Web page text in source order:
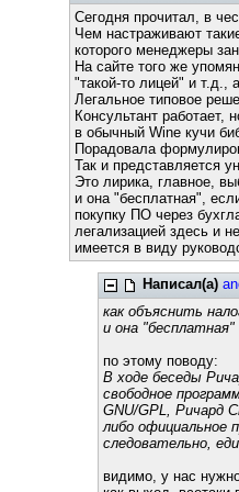
Сегодня прочитал, в
Чем настраживают
которого менеджеры
На сайте того же
"такой-то лицей" и т.д.,
Легальное типовое
Консультант
в обычный Wine кучи
Порадовала
Так и представляется
Это лирика, главное,
и она "бесплатная",
покупку ПО через
легализацией здесь и
имеется в виду
Написал(а)
как объяснить
и она "бесплатная"
по этому поводу:
В ходе беседы
свободное
GNU/GPL, Ричард
либо официальное
следовательно,
видимо, у нас